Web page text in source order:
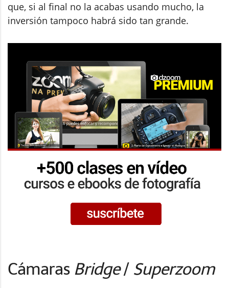
que, si al final no la acabas usando mucho, la
inversión tampoco habrá sido tan grande.
Cámaras Bridge/ Superzoom